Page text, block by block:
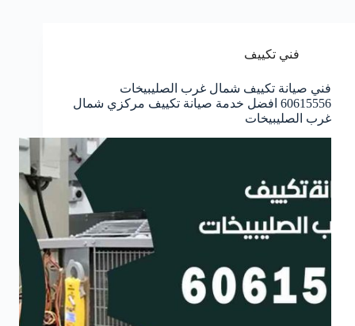
فني تكييف
فني صيانة تكييف شمال غرب الصليبيخات
60615556 افضل خدمة صيانة تكييف مركزي شمال
غرب الصليبيخات